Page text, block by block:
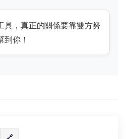
具，真正的關係要靠雙方努
到你！
🔗